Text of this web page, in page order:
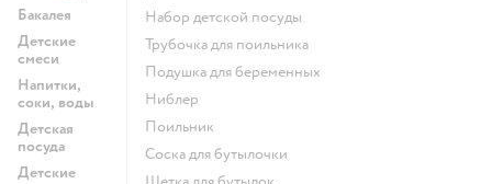
Бакалея
Детские
смеси
Напитки,
соки, воды
Детская
посуда
Детские
набор детской посуды
трубочка для поильника
подушка для беременных
ниблер
поильник
соска для бутылочки